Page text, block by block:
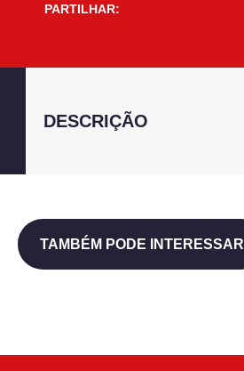
PARTILHAR:
DESCRIÇÃO
TAMBÉM PODE INTERESSAR